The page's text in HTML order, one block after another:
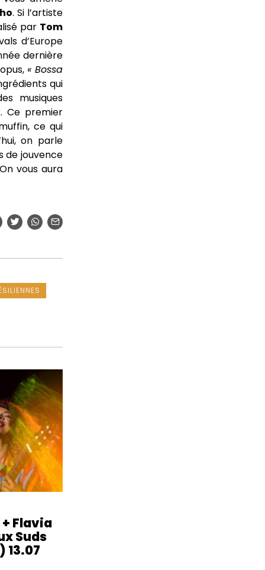
. Si l’artiste
par Tom
d’Europe
dernière
« Bossa
qui
musiques
Ce premier
ce qui
on parle
de jouvence
vous aura
Flavia
Suds
13.07